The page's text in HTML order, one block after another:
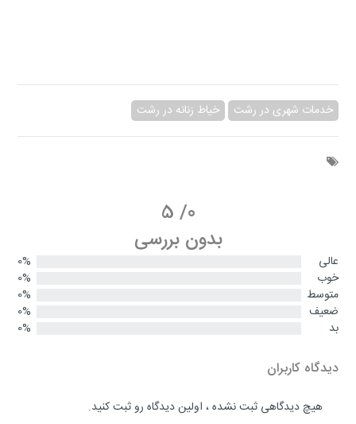
خدمات شهری در رشت خیاط زنانه در رشت
0
/
5
بدون بررسی
عالی
0%
خوب
0%
متوسط
0%
ضعیف
0%
بد
0%
دیدگاه کاربران
هیچ دیدگاهی ثبت نشده ، اولین دیدگاه رو ثبت کنید.